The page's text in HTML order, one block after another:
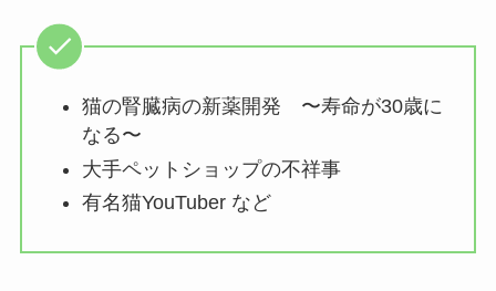
猫の腎臓病の新薬開発 〜寿命が30歳に
なる〜
大手ペットショップの不祥事
有名猫YouTuber など